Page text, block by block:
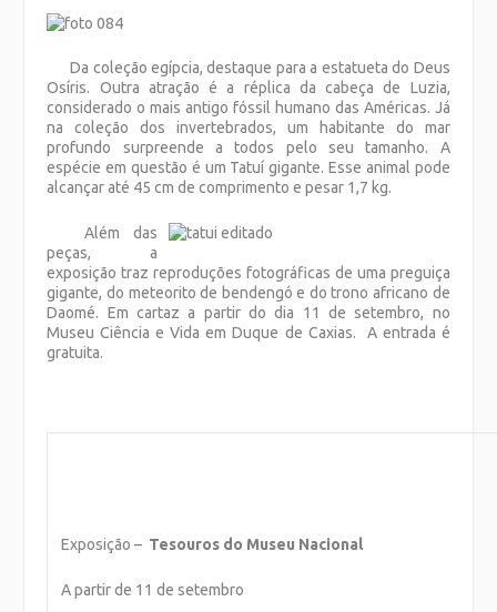
Da coleção egípcia, destaque para a estatueta do Deus
Osíris. Outra atração é a réplica da cabeça de Luzia,
considerado o mais antigo fóssil humano das Américas. Já
na coleção dos invertebrados, um habitante do mar
profundo surpreende a todos pelo seu tamanho. A
espécie em questão é um Tatuí gigante. Esse animal pode
alcançar até 45 cm de comprimento e pesar 1,7 kg.
Além das
peças, a
exposição traz reproduções fotográficas de uma preguiça
gigante, do meteorito de bendengó e do trono africano de
Daomé. Em cartaz a partir do dia 11 de setembro, no
Museu Ciência e Vida em Duque de Caxias. A entrada é
gratuita.
Exposição – Tesouros do Museu Nacional
A partir de 11 de setembro